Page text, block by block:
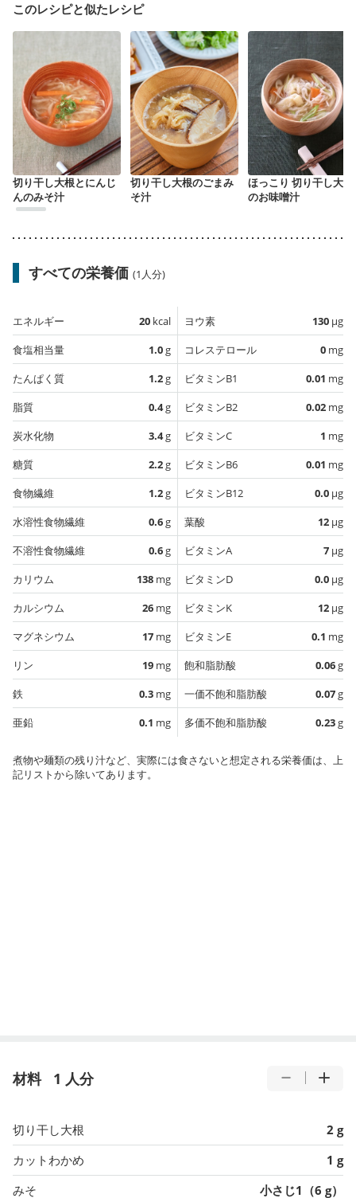
このレシピと似たレシピ
切り干し大根とにんじ
んのみそ汁
切り干し大根のごまみ
そ汁
ほっこり 切り干し大根
のお味噌汁
すべての栄養価 (1人分)
エネルギー 20 kcal
食塩相当量
1.0g
たんぱく質
1.2g
脂質
0.4g
炭水化物
3.4g
糖質
2.2g
食物繊維
1.2g
水溶性食物繊維
0.6g
不溶性食物繊維
0.6g
カリウム
138 mg
カルシウム
26 mg
マグネシウム
17 mg
リン
19 mg
鉄
0.3 mg
亜鉛
0.1 mg
ヨウ素 130 µg
コレステロール
0 mg
ビタミンB1
0.01 mg
ビタミンB2
0.02 mg
ビタミンC
1 mg
ビタミンB6
0.01 mg
ビタミンB12
0.0 µg
葉酸
12 µg
ビタミンA
7 µg
ビタミンD
0.0 µg
ビタミンK
12 µg
ビタミンE
0.1 mg
飽和脂肪酸
0.06g
一価不飽和脂肪酸
0.07g
多価不飽和脂肪酸
0.23g
煮物や麺類の残り汁など、実際には食さないと想定される栄養価は、上
記リストから除いてあります。
材料 1 人分
切り干し大根
2 g
カットわかめ
1 g
みそ
小さじ1（6 g）